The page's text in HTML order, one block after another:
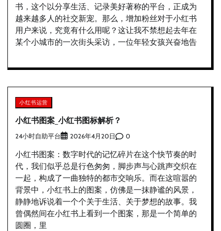
书，这个以分享生活、记录美好著称的平台，正成为
越来越多人的社交新宠。那么，增加粉丝对于小红书
用户来说，究竟有什么用呢？这让我不禁想起去年在
某个小城市的一次街头采访，一位年轻女孩兴奋地告
小红书运营
小红书图案_小红书图标解析？
24小时自助平台 2026年4月20日 0
小红书图案：数字时代的记忆碎片在这个快节奏的时
代，我们似乎总是行色匆匆，脚步声与心跳声交织在
一起，构成了一曲独特的都市交响乐。而在这喧嚣的
背景中，小红书上的图案，仿佛是一抹静谧的风景，
静静地诉说着一个个关于生活、关于梦想的故事。我
曾偶然间在小红书上看到一个图案，那是一个简单的
圆圈，里